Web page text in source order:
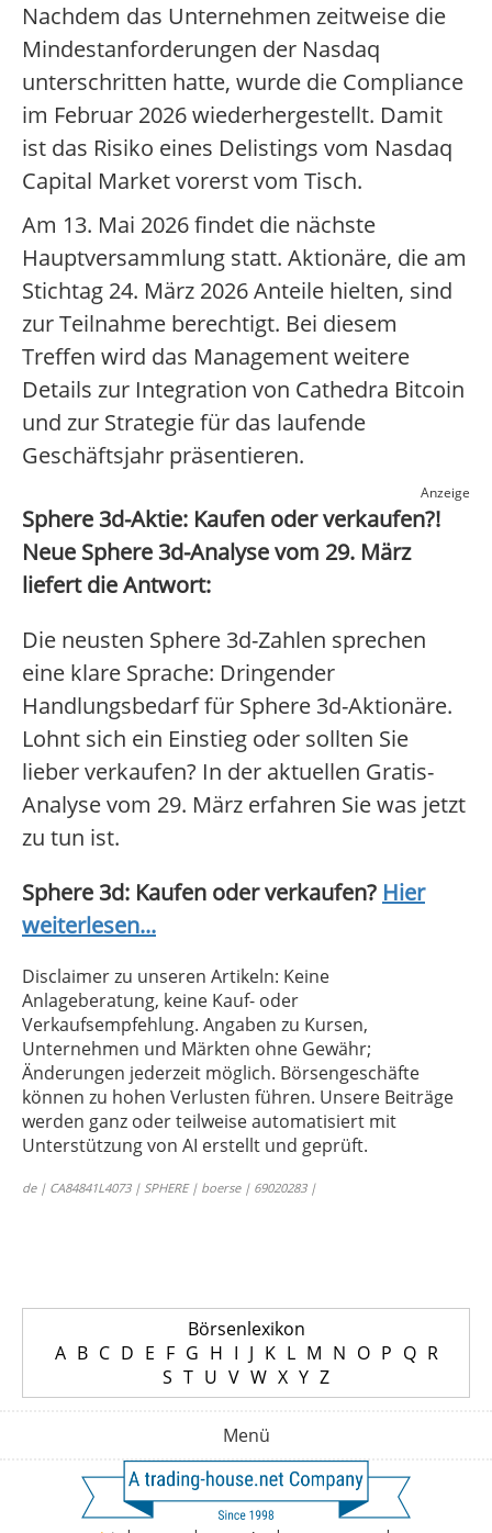
Nachdem das Unternehmen zeitweise die
Mindestanforderungen der Nasdaq
unterschritten hatte, wurde die Compliance
im Februar 2026 wiederhergestellt. Damit
ist das Risiko eines Delistings vom Nasdaq
Capital Market vorerst vom Tisch.
Am 13. Mai 2026 findet die nächste
Hauptversammlung statt. Aktionäre, die am
Stichtag 24. März 2026 Anteile hielten, sind
zur Teilnahme berechtigt. Bei diesem
Treffen wird das Management weitere
Details zur Integration von Cathedra Bitcoin
und zur Strategie für das laufende
Geschäftsjahr präsentieren.
Anzeige
Sphere 3d-Aktie: Kaufen oder verkaufen?!
Neue Sphere 3d-Analyse vom 29. März
liefert die Antwort:
Die neusten Sphere 3d-Zahlen sprechen
eine klare Sprache: Dringender
Handlungsbedarf für Sphere 3d-Aktionäre.
Lohnt sich ein Einstieg oder sollten Sie
lieber verkaufen? In der aktuellen Gratis-
Analyse vom 29. März erfahren Sie was jetzt
zu tun ist.
Sphere 3d: Kaufen oder verkaufen? Hier
weiterlesen...
Disclaimer zu unseren Artikeln: Keine
Anlageberatung, keine Kauf- oder
Verkaufsempfehlung. Angaben zu Kursen,
Unternehmen und Märkten ohne Gewähr;
Änderungen jederzeit möglich. Börsengeschäfte
können zu hohen Verlusten führen. Unsere Beiträge
werden ganz oder teilweise automatisiert mit
Unterstützung von AI erstellt und geprüft.
de | CA84841L4073 | SPHERE | boerse | 69020283 |
Börsenlexikon
A B C D E F G H I J K L M N O P Q R
S T U V W X Y Z
Menü